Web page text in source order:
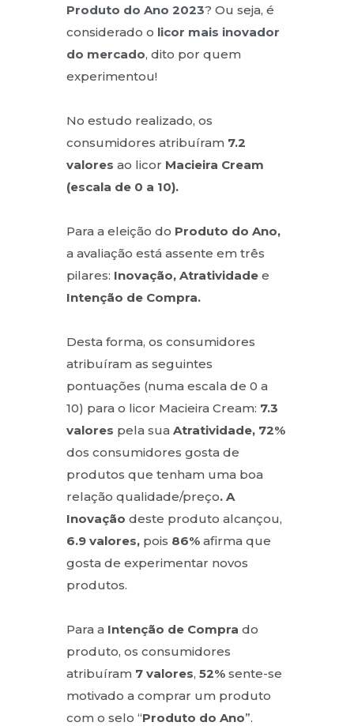
Produto do Ano 2023? Ou seja, é
considerado o licor mais inovador
do mercado, dito por quem
experimentou!
No estudo realizado, os
consumidores atribuíram 7.2
valores ao licor Macieira Cream
(escala de 0 a 10).
Para a eleição do Produto do Ano,
a avaliação está assente em três
pilares: Inovação, Atratividade e
Intenção de Compra.
Desta forma, os consumidores
atribuíram as seguintes
pontuações (numa escala de 0 a
10) para o licor Macieira Cream: 7.3
valores pela sua Atratividade, 72%
dos consumidores gosta de
produtos que tenham uma boa
relação qualidade/preço. A
Inovação deste produto alcançou,
6.9 valores, pois 86% afirma que
gosta de experimentar novos
produtos.
Para a Intenção de Compra do
produto, os consumidores
atribuíram 7 valores, 52% sente-se
motivado a comprar um produto
com o selo “Produto do Ano”.